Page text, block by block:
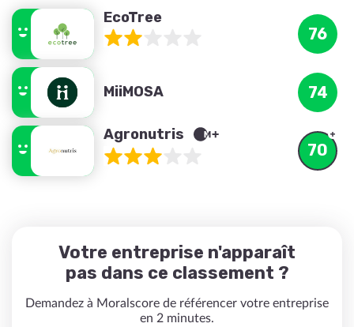
EcoTree
76
MiiMOSA 74
Agronutris
70
Votre entreprise n'apparaît
pas dans ce classement ?
Demandez à Moralscore de référencer votre entreprise
en 2 minutes.